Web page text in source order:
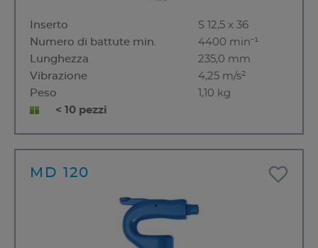
Inserto
S 12,5 x 36
Numero di battute min.
4400 min⁻¹
Lunghezza
235,0 mm
Vibrazione
4,25 m/s²
Peso
1,10 kg
< 10 pezzi
MD 120